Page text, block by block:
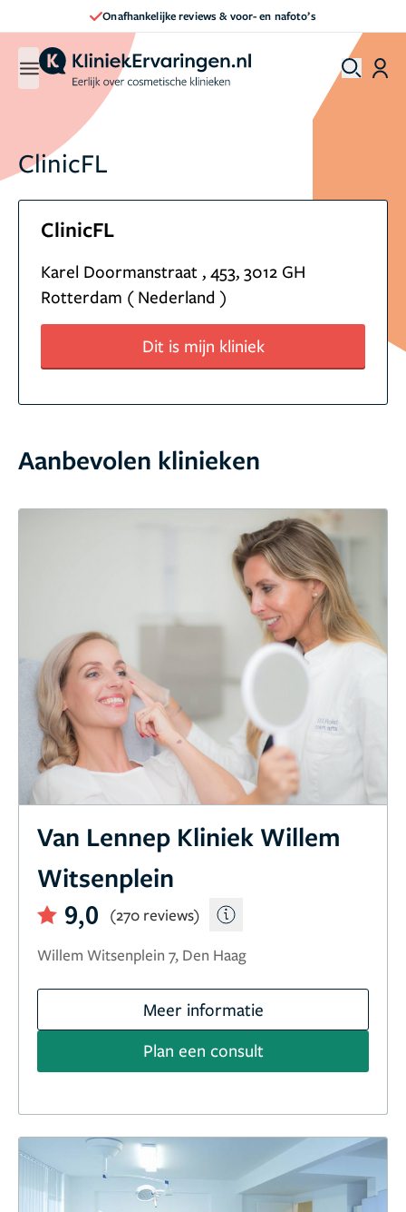
Onafhankelijke reviews & voor- en nafoto’s
ClinicFL
ClinicFL
Karel Doormanstraat , 453, 3012 GH
Rotterdam ( Nederland )
Dit is mijn kliniek
Aanbevolen klinieken
Van Lennep Kliniek Willem
Witsenplein
9,0
(270 reviews)
Willem Witsenplein 7, Den Haag
Meer informatie
Plan een consult